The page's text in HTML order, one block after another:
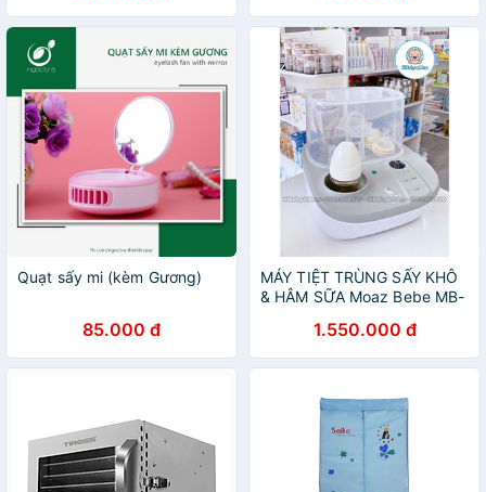
Quạt sấy mi (kèm Gương)
85.000 đ
MÁY TIỆT TRÙNG SẤY KHÔ
& HÂM SỮA Moaz Bebe MB-
1.550.000 đ